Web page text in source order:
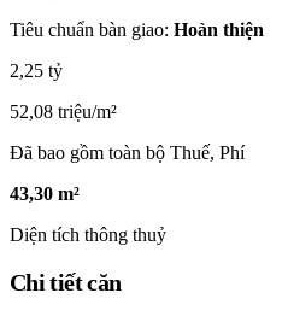
Tiêu chuẩn bàn giao: Hoàn thiện
2,25 tỷ
52,08 triệu/m²
Đã bao gồm toàn bộ Thuế, Phí
43,30 m²
Diện tích thông thuỷ
Chi tiết căn